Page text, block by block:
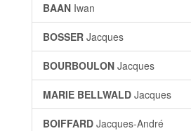
BAAN Iwan
BOSSER Jacques
BOURBOULON Jacques
MARIE BELLWALD Jacques
BOIFFARD Jacques-André